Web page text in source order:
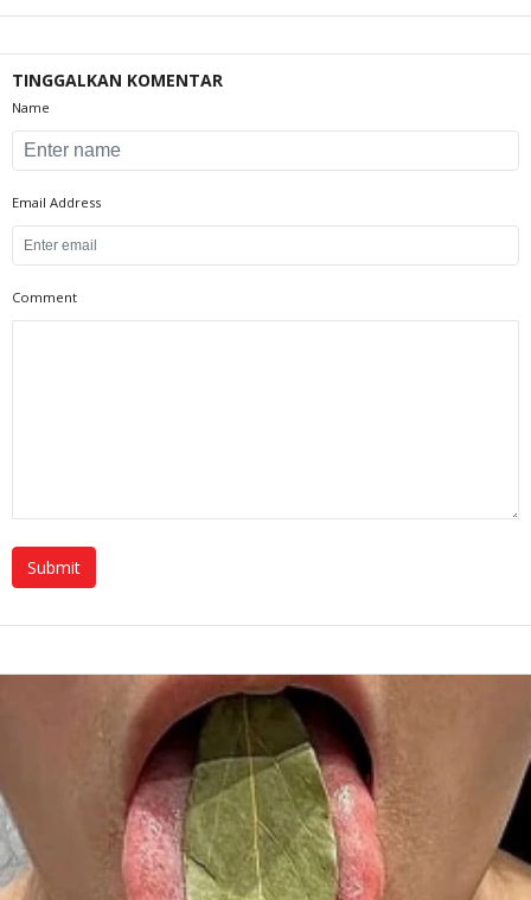
TINGGALKAN KOMENTAR
Name
Email Address
Comment